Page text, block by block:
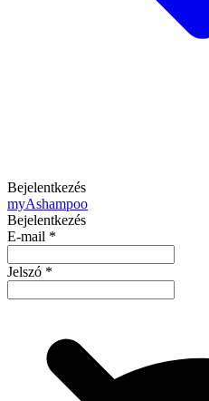
Bejelentkezés
myAshampoo
Bejelentkezés
E-mail *
Jelszó *